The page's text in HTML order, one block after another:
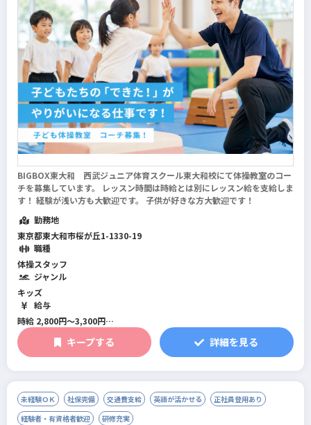
BIGBOX東大和 西武ジュニア体育スクール東大和校にて体操教室のコー
チを募集しています。 レッスン時間は時給とは別にレッスン給を支給しま
す！ 経験が浅い方も大歓迎です。 子供が好きな方大歓迎です！
勤務地
東京都東大和市桜が丘1-1330-19
職種
体操スタッフ
ジャンル
キッズ
給与
時給 2,800円～3,300円
レッスンが無い時間の時給は1,600円
レッスンがある時間はレッスン手当1,200円～1,700円が支給されます。
レッスン手当
・アシスタントコーチ1,200円
・メインコーチ1,700円
レッスンがある時間帯はレッスン手当と時給の両方が支給されます。
キープする 詳細を見る
未経験ＯＫ 社保完備 交通費支給 英語が活かせる
正社員登用あり
経験者・有資格者歓迎
研修充実